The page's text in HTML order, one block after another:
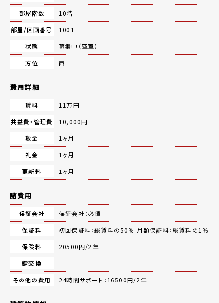
部屋階数
10階
部屋/区画番号
1001
状態
募集中（空室）
方位
西
費用詳細
賃料
11万円
共益費・管理費
10,000円
敷金
1ヶ月
礼金
1ヶ月
更新料
1ヶ月
諸費用
保証会社
保証会社：必須
保証料
初回保証料：総賃料の50％ 月額保証料：総賃料の1％
保険料
20500円/2年
鍵交換
その他の費用
24時間サポート：16500円/2年